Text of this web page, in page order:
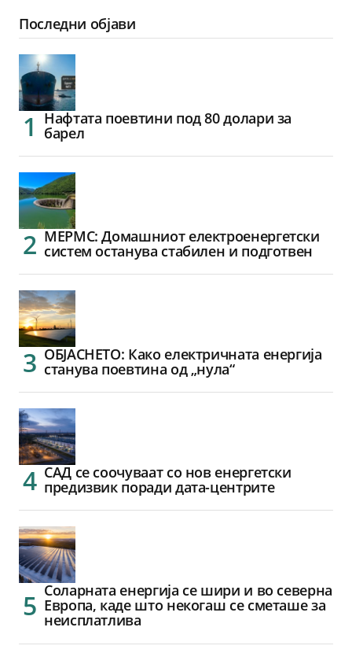
Последни објави
Нафтата поевтини под 80 долари за
барел
МЕРМС: Домашниот електроенергетски
систем останува стабилен и подготвен
ОБЈАСНЕТО: Како електричната енергија
станува поевтина од „нула“
САД се соочуваат со нов енергетски
предизвик поради дата-центрите
Соларната енергија се шири и во северна
Европа, каде што некогаш се сметаше за
неисплатлива